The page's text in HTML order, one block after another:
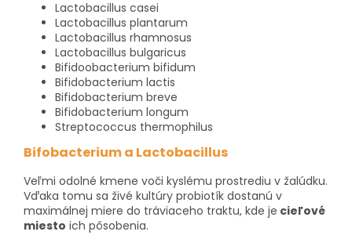
Lactobacillus casei
Lactobacillus plantarum
Lactobacillus rhamnosus
Lactobacillus bulgaricus
Bifidoobacterium bifidum
Bifidobacterium lactis
Bifidobacterium breve
Bifidobacterium longum
Streptococcus thermophilus
Bifobacterium a Lactobacillus
Veľmi odolné kmene voči kyslému prostrediu v žalúdku.
Vďaka tomu sa živé kultúry probiotík dostanú v
maximálnej miere do tráviaceho traktu, kde je cieľové
miesto ich pôsobenia.